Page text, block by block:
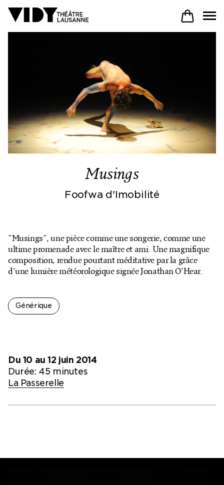
AU PROGRAMME
PARTICIPER
VENIR À VIDY
Mon compte
Musings
Foofwa d'Imobilité
"Musings", une pièce comme une songerie, comme une
ultime promenade avec le maître et ami. Une magnifique
composition, rendue pourtant méditative par la grâce
d’une lumière météorologique signée Jonathan O’Hear.
Générique
Du 10 au 12 juin 2014
Durée: 45 minutes
La Passerelle